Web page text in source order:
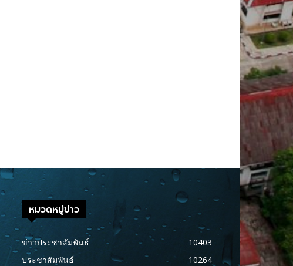
หมวดหมู่ข่าว
ข่าวประชาสัมพันธ์
10403
ประชาสัมพันธ์
10264